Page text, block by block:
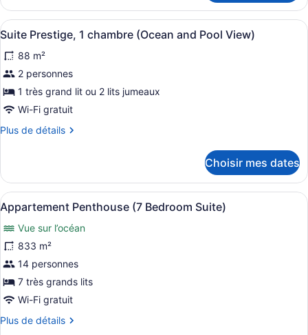
(Avenue)
Chambre
Deluxe
(Avenue)
Afficher
toutes
les
photos
pour
ce
de
Prestige,
1
chambre
(Ocean
and
Pool
View)
Une chambre d’hôtel avec un lit,
7
Suite Prestige, 1 chambre (Ocean and Pool View)
88 m²
2 personnes
1 très grand lit ou 2 lits jumeaux
Wi-Fi gratuit
Plus de détails
Plus
Suite
Prestige,
1
chambre
(Ocean
and
Pool
View)
Choisir mes dates
Afficher
toutes
les
photos
pour
ce
type
chambre :
Une chambre d’hôtel avec un
12
Appartement Penthouse (7 Bedroom Suite)
Vue sur l’océan
833 m²
14 personnes
7 très grands lits
Wi-Fi gratuit
Plus de détails
Plus